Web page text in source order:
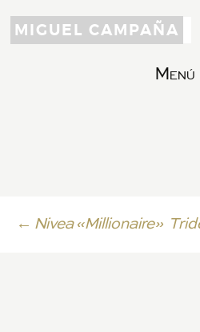
MIGUEL CAMPAÑA
Menú
Ir← Nivea «Millionaire»